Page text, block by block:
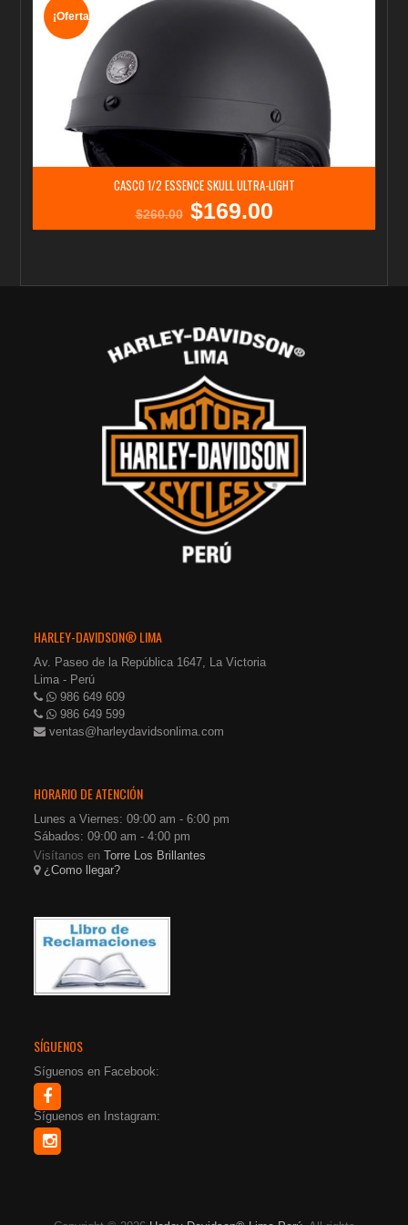
¡Oferta!
CASCO 1/2 ESSENCE SKULL ULTRA-LIGHT
$260.00
El
$169.00El
HARLEY-DAVIDSON® LIMA
Av. Paseo de la República 1647, La Victoria
Lima - Perú
986 649 609
986 649 599
ventas@harleydavidsonlima.com
HORARIO DE ATENCIÓN
Lunes a Viernes: 09:00 am - 6:00 pm
Sábados: 09:00 am - 4:00 pm
Visítanos enTorre Los Brillantes
¿Como llegar?
SÍGUENOS
Síguenos en Facebook:
Síguenos en Instagram: